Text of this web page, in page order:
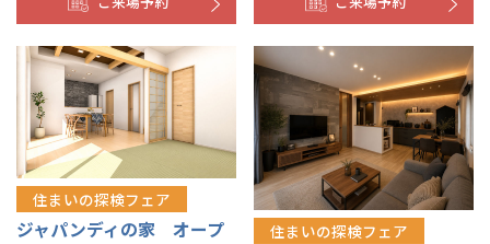
住まいの探検フェア
ジャパンディの家 オープ
住まいの探検フェア